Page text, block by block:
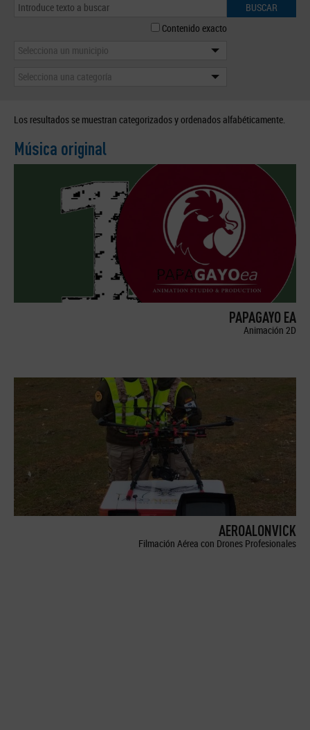
BUSCAR
Contenido exacto
Selecciona un municipio
Selecciona una categoría
Los resultados se muestran categorizados y ordenados alfabéticamente.
Música original
PAPAGAYO EA
Animación 2D
AEROALONVICK
Filmación Aérea con Drones Profesionales